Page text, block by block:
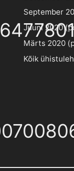
September
Juuni 2020
Märts 2020
Kõik